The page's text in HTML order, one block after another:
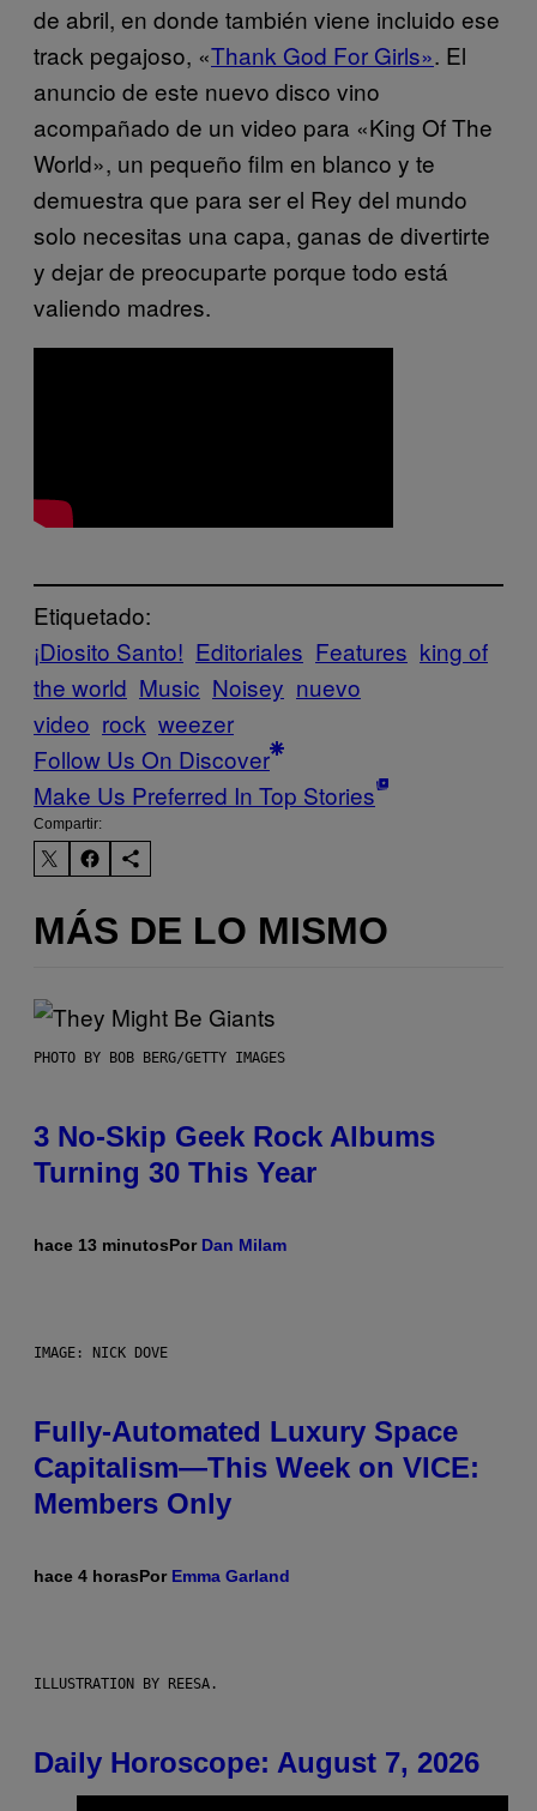
de abril, en donde también viene incluido ese
track pegajoso, «Thank God For Girls». El
anuncio de este nuevo disco vino
acompañado de un video para «King Of The
World», un pequeño film en blanco y te
demuestra que para ser el Rey del mundo
solo necesitas una capa, ganas de divertirte
y dejar de preocuparte porque todo está
valiendo madres.
Etiquetado:
¡Diosito Santo! Editoriales Features king of
the world Music Noisey nuevo
video rock weezer
Follow Us On Discover
Make Us Preferred In Top Stories
Compartir:
MÁS DE LO MISMO
PHOTO BY BOB BERG/GETTY IMAGES
3 No-Skip Geek Rock Albums
Turning 30 This Year
hace 13 minutosPor Dan Milam
IMAGE: NICK DOVE
Fully-Automated Luxury Space
Capitalism—This Week on VICE:
Members Only
hace 4 horasPor Emma Garland
ILLUSTRATION BY REESA.
Daily Horoscope: August 7, 2026